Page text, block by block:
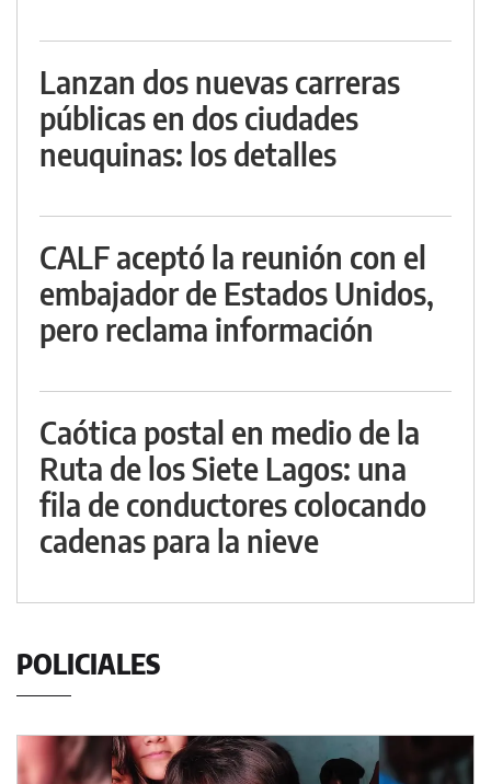
Lanzan dos nuevas carreras
públicas en dos ciudades
neuquinas: los detalles
CALF aceptó la reunión con el
embajador de Estados Unidos,
pero reclama información
Caótica postal en medio de la
Ruta de los Siete Lagos: una
fila de conductores colocando
cadenas para la nieve
POLICIALES